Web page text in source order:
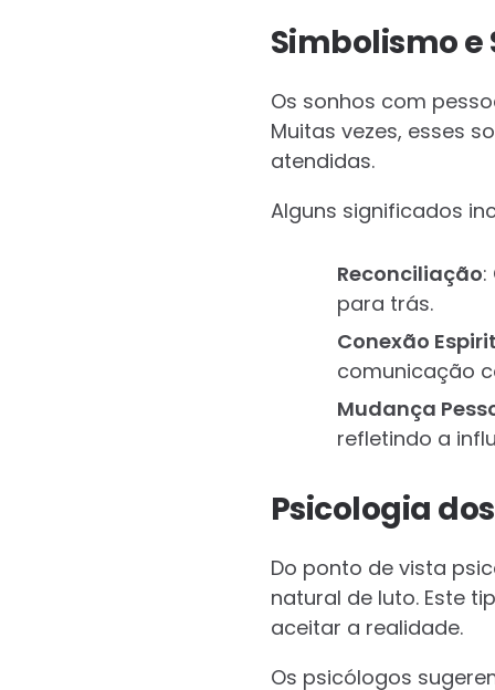
Simbolismo
Os sonhos com
Muitas vezes, esses
atendidas.
Alguns significados
Reconciliação:
para trás.
Conexão
comunicação
Mudança
refletindo a
Psicologia
Do ponto de vista
natural de luto. Este
aceitar a realidade.
Os psicólogos